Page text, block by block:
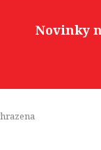
Novinky